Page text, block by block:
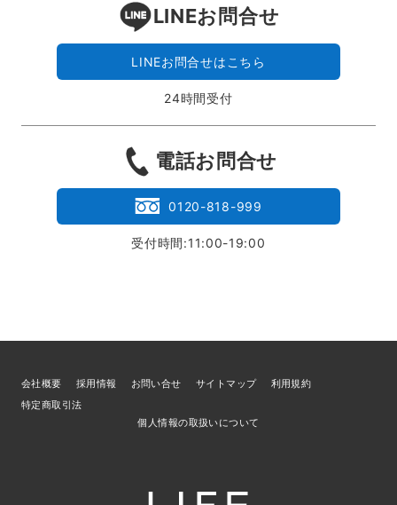
LINEお問合せ
LINEお問合せはこちら
24時間受付
電話お問合せ
0120-818-999
受付時間:11:00-19:00
会社概要 採用情報 お問い合せ サイトマップ
利用規約
特定商取引法
個人情報の取扱いについて